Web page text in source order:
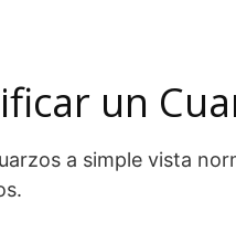
un
a simple vista